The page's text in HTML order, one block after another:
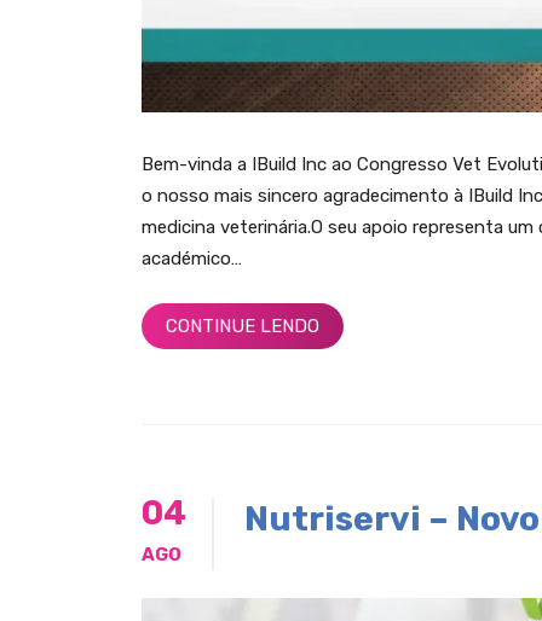
Bem-vinda a IBuild Inc ao Congresso Vet
o nosso mais sincero agradecimento à IBuild
medicina veterinária.O seu apoio representa
académico…
CONTINUE LENDO
04
AGO
Nutriservi –